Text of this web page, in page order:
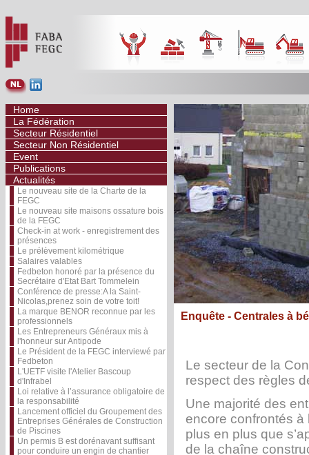
Home
La Fédération
Secteur Résidentiel
Secteur Non Résidentiel
Event
Publications
Actualités
Le nouveau site de la Charte de la
FEGC
Le nouveau site maisons ossature bois
de la FEGC
Check-in at work - enregistrement des
présences
Le prélèvement kilométrique
Salaires valables
Fedbeton honoré par la présence du
Secrétaire d'Etat Bart Tommelein
Conférence de presse:A la Saint-
Nicolas,prenez soin de votre toit!
La marque BENOR reconnue par les
professionnels
Les Entrepreneurs Généraux mis à
l'honneur sur Antipode
Le Président de la FEGC interviewé par
Fedbeton
L'UETF visite l'Atelier Bascoup
d'Infrabel
Loi relative à l’assurance obligatoire de
la responsabilité
Lancement officiel du Groupement des
Entreprises Générales de Construction
de Piscines
Un permis B est dorénavant suffisant
pour conduire un engin de chantier
Enquête - Centrales à
Le secteur de la
respect des règles
Une majorité des
encore confrontés à
plus en plus que
de la chaîne